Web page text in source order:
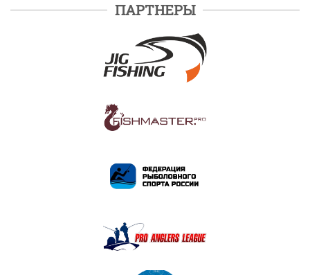
ПАРТНЕРЫ
ПОДРОБНЕЕ
ПОДРОБНЕЕ
ПОДРОБНЕЕ
ПОДРОБНЕЕ